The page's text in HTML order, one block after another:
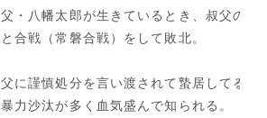
父・八幡太郎が生きているとき、叔父の義
と合戦（常磐合戦）をして敗北。
父に謹慎処分を言い渡されて蟄居してる最
暴力沙汰が多く血気盛んで知られる。